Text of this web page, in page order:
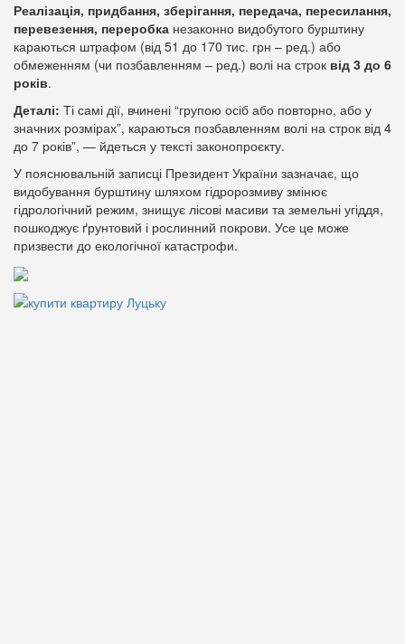
Реалізація, придбання, зберігання, передача, пересилання,
перевезення, переробка незаконно видобутого бурштину
караються штрафом (від 51 до 170 тис. грн – ред.) або
обмеженням (чи позбавленням – ред.) волі на строк від 3 до 6
років.
Деталі: Ті самі дії, вчинені “групою осіб або повторно, або у
значних розмірах”, караються позбавленням волі на строк від 4
до 7 років”, — йдеться у тексті законопроєкту.
У пояснювальній записці Президент України зазначає, що
видобування бурштину шляхом гідророзмиву змінює
гідрологічний режим, знищує лісові масиви та земельні угіддя,
пошкоджує ґрунтовий і рослинний покрови. Усе це може
призвести до екологічної катастрофи.